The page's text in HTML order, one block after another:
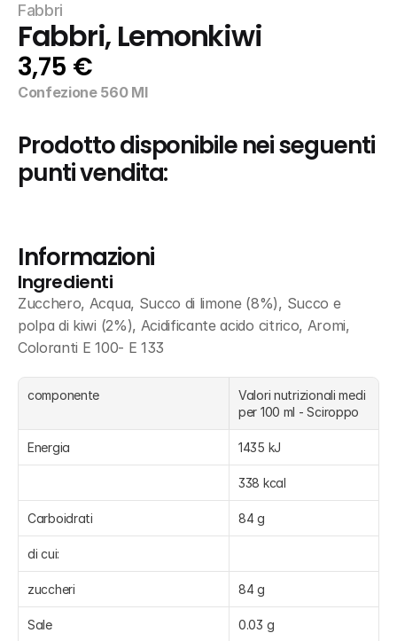
Fabbri
Fabbri, Lemonkiwi
3,75 €
Confezione 560 Ml
Prodotto disponibile nei seguenti
punti vendita:
Informazioni
Ingredienti
Zucchero, Acqua, Succo di limone (8%), Succo e
polpa di kiwi (2%), Acidificante acido citrico, Aromi,
Coloranti E 100- E 133
componente
Valori nutrizionali medi
per 100 ml - Sciroppo
Energia 1435 kJ
338 kcal
Carboidrati 84 g
di cui:
zuccheri 84 g
Sale 0.03 g